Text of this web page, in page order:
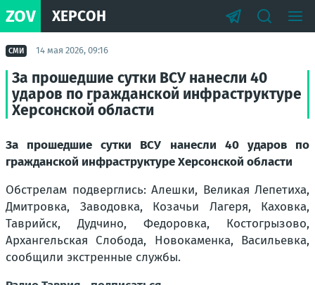
ZOV ХЕРСОН
СМИ 14 мая 2026, 09:16
За прошедшие сутки ВСУ нанесли 40
ударов по гражданской инфраструктуре
Херсонской области
За прошедшие сутки ВСУ нанесли 40 ударов по
гражданской инфраструктуре Херсонской области
Обстрелам подверглись: Алешки, Великая Лепетиха,
Дмитровка, Заводовка, Козачьи Лагеря, Каховка,
Таврийск, Дудчино, Федоровка, Костогрызово,
Архангельская Слобода, Новокаменка, Васильевка,
сообщили экстренные службы.